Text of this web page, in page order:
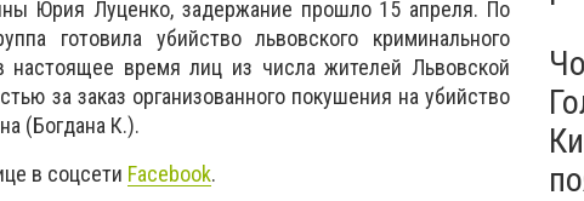
Юрия Луценко, задержание прошло 15 апреля. По
готовила убийство львовского криминального
настоящее время лиц из числа жителей Львовской
за заказ организованного покушения на убийство
(Богдана К.).
в соцсети Facebook.